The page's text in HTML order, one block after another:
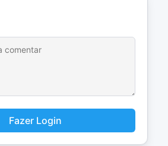
Fazer Login